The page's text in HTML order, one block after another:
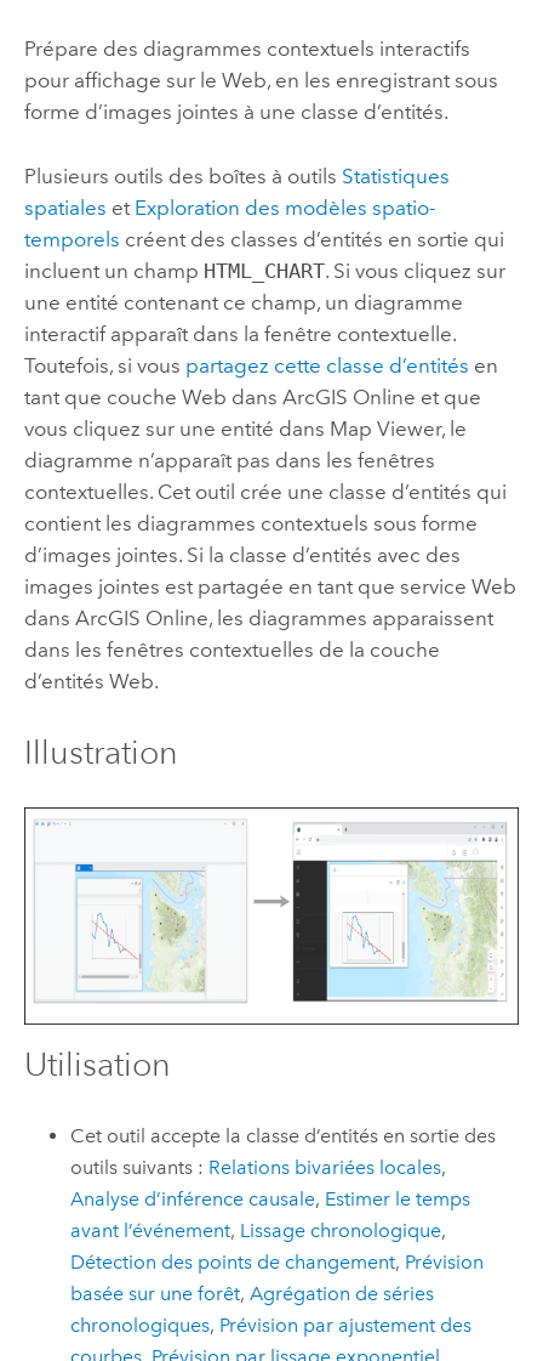
Prépare des diagrammes contextuels interactifs
pour affichage sur le Web, en les enregistrant sous
forme d’images jointes à une classe d’entités.
Plusieurs outils des boîtes à outils Statistiques
spatiales et Exploration des modèles spatio-
temporels créent des classes d’entités en sortie qui
incluent un champ HTML_CHART. Si vous cliquez sur
une entité contenant ce champ, un diagramme
interactif apparaît dans la fenêtre contextuelle.
Toutefois, si vous partagez cette classe d’entités en
tant que couche Web dans ArcGIS Online et que
vous cliquez sur une entité dans Map Viewer, le
diagramme n’apparaît pas dans les fenêtres
contextuelles. Cet outil crée une classe d’entités qui
contient les diagrammes contextuels sous forme
d’images jointes. Si la classe d’entités avec des
images jointes est partagée en tant que service Web
dans ArcGIS Online, les diagrammes apparaissent
dans les fenêtres contextuelles de la couche
d’entités Web.
Illustration
Utilisation
Cet outil accepte la classe d’entités en sortie des
outils suivants : Relations bivariées locales,
Analyse d’inférence causale, Estimer le temps
avant l’événement, Lissage chronologique,
Détection des points de changement, Prévision
basée sur une forêt,Agrégation de séries
chronologiques, Prévision par ajustement des